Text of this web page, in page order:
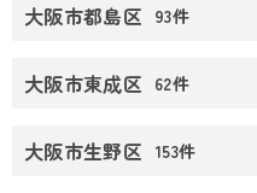
大阪市都島区 93件
大阪市東成区 62件
大阪市生野区 153件